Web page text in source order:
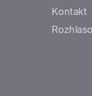
Kontakt